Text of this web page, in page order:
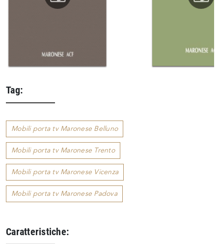
Tag:
Mobili porta tv Maronese Belluno
Mobili porta tv Maronese Trento
Mobili porta tv Maronese Vicenza
Mobili porta tv Maronese Padova
Caratteristiche: